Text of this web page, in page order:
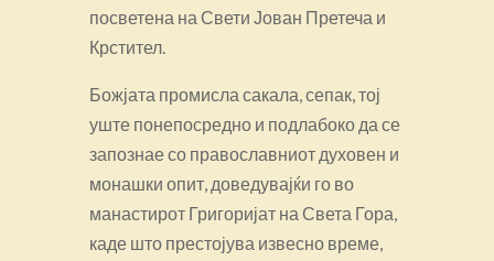
посветена на Свети Јован Претеча и
Крстител.
Божјата промисла сакала, сепак, тој
уште понепосредно и подлабоко да се
запознае со православниот духовен и
монашки опит, доведувајќи го во
манастирот Григоријат на Света Гора,
каде што престојува извесно време,